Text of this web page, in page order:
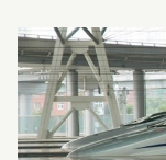
tid. Seners
også for
Norge og til